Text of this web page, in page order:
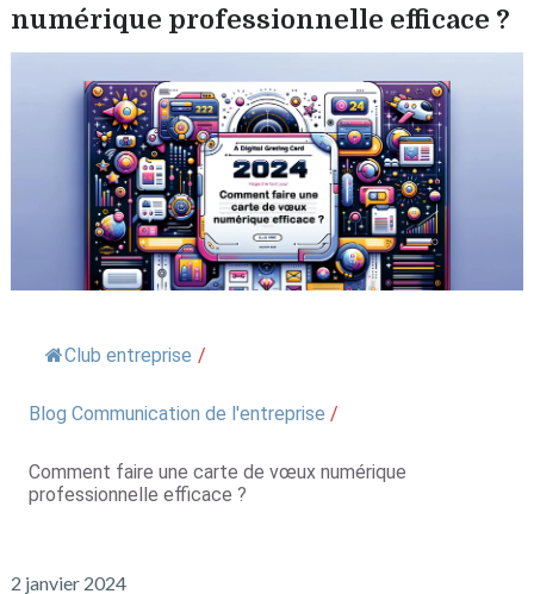
numérique professionnelle efficace ?
Club entreprise /
Blog Communication de l'entreprise /
Comment faire une carte de vœux numérique
professionnelle efficace ?
2 janvier 2024